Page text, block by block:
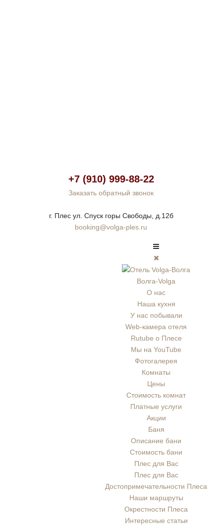
+7 (910) 999-88-22
Заказать обратный звонок
г. Плес ул. Спуск горы Свободы, д.12б
booking@volga-ples.ru
Волга-Volga
О нас
Наша кухня
У нас побывали
Web-камера отеля
Rutube о Плесе
Мы на YouTube
Фотогалерея
Комнаты
Цены
Стоимость комнат
Платные услуги
Акции
Баня
Описание бани
Стоимость бани
Плес для Вас
Плес для Вас
Достопримечательности Плеса
Наши маршруты
Окрестности Плеса
Интересные статьи